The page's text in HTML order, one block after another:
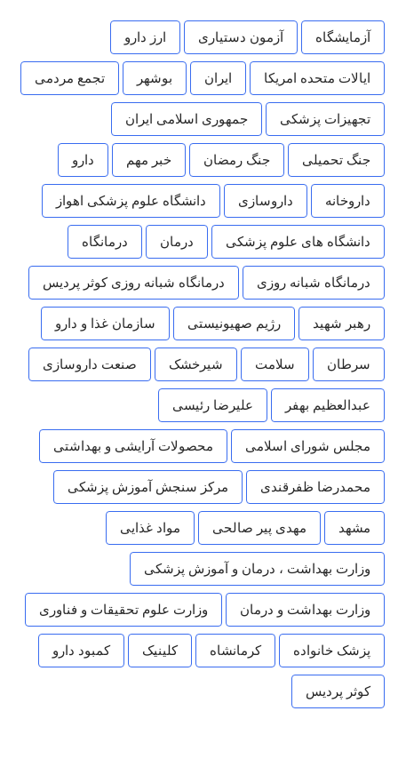
آزمایشگاه آزمون دستیاری ارز دارو
ایالات متحده امریکا ایران بوشهر تجمع مردمی
تجهیزات پزشکی جمهوری اسلامی ایران
جنگ تحمیلی جنگ رمضان خبر مهم دارو
داروخانه داروسازی دانشگاه علوم پزشکی اهواز
دانشگاه های علوم پزشکی درمان درمانگاه
درمانگاه شبانه روزی درمانگاه شبانه روزی کوثر پردیس
رهبر شهید رژیم صهیونیستی سازمان غذا و دارو
سرطان سلامت شیرخشک صنعت داروسازی
عبدالعظیم بهفر علیرضا رئیسی
مجلس شورای اسلامی محصولات آرایشی و بهداشتی
محمدرضا ظفرقندی مرکز سنجش آموزش پزشکی
مشهد مهدی پیر صالحی مواد غذایی
وزارت بهداشت ، درمان و آموزش پزشکی
وزارت بهداشت و درمان وزارت علوم تحقیقات و فناوری
پزشک خانواده کرمانشاه کلینیک کمبود دارو
کوثر پردیس